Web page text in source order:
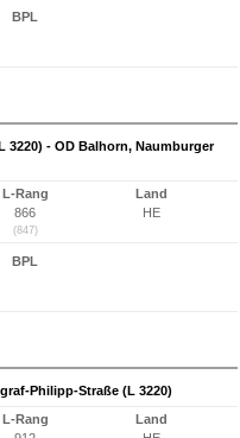
BPL
3220) - OD Balhorn, Naumburger
L-Rang
866
(847)
Land
HE
BPL
Philipp-Straße (L 3220)
L-Rang
Land